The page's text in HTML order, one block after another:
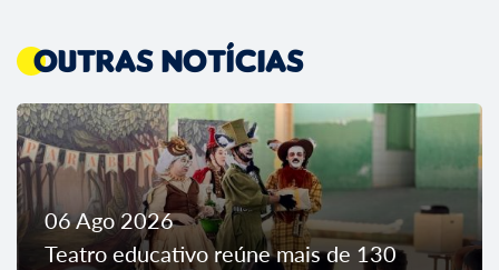
Outras Notícias
06 Ago 2026
Teatro educativo reúne mais de 130